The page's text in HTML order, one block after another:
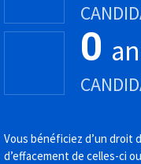
0
Vous bénéficiez d’un droit
d’effacement de celles-ci